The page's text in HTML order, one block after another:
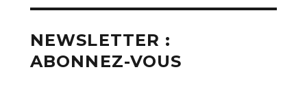
NEWSLETTER :
ABONNEZ-VOUS